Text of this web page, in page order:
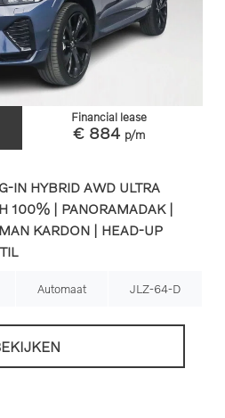
Financial lease
€ 884 p/m
IN HYBRID AWD ULTRA
100% | PANORAMADAK |
KARDON | HEAD-UP
Automaat JLZ-64-D